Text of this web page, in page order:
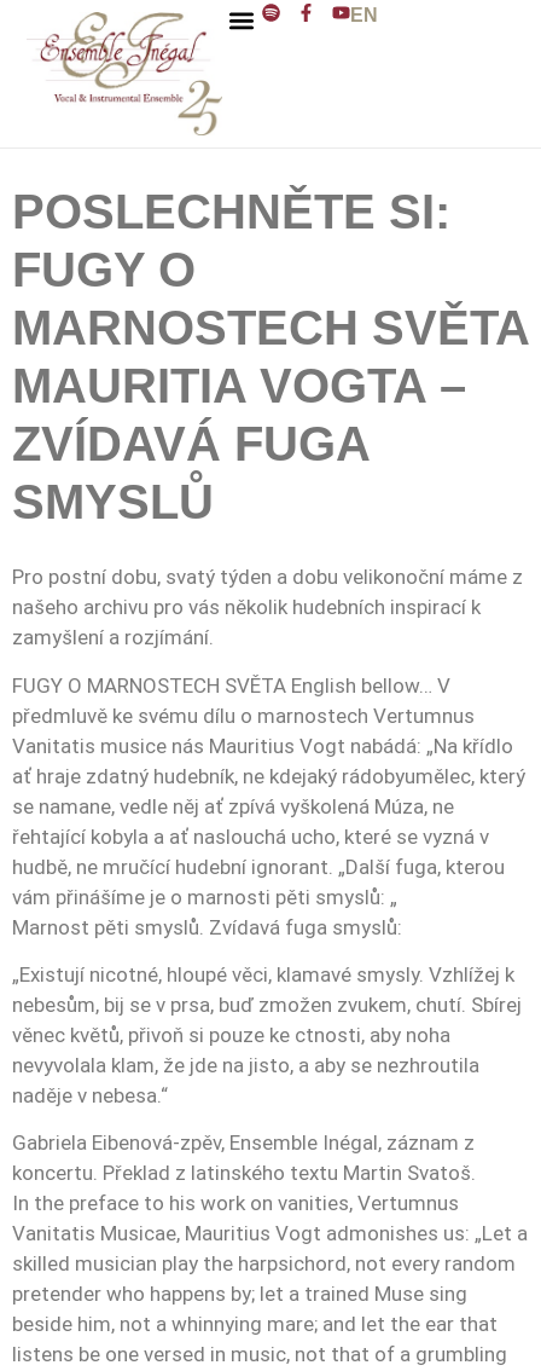
EN
POSLECHNĚTE SI:
FUGY O
MARNOSTECH SVĚTA
MAURITIA VOGTA –
ZVÍDAVÁ FUGA
SMYSLŮ
Pro postní dobu, svatý týden a dobu velikonoční máme z
našeho archivu pro vás několik hudebních inspirací k
zamyšlení a rozjímání.
FUGY O MARNOSTECH SVĚTA English bellow… V
předmluvě ke svému dílu o marnostech Vertumnus
Vanitatis musice nás Mauritius Vogt nabádá: „Na křídlo
ať hraje zdatný hudebník, ne kdejaký rádobyumělec, který
se namane, vedle něj ať zpívá vyškolená Múza, ne
řehtající kobyla a ať naslouchá ucho, které se vyzná v
hudbě, ne mručící hudební ignorant. „Další fuga, kterou
vám přinášíme je o marnosti pěti smyslů: „
Marnost pěti smyslů. Zvídavá fuga smyslů:
„Existují nicotné, hloupé věci, klamavé smysly. Vzhlížej k
nebesům, bij se v prsa, buď zmožen zvukem, chutí. Sbírej
věnec květů, přivoň si pouze ke ctnosti, aby noha
nevyvolala klam, že jde na jisto, a aby se nezhroutila
naděje v nebesa.“
Gabriela Eibenová-zpěv, Ensemble Inégal, záznam z
koncertu. Překlad z latinského textu Martin Svatoš.
In the preface to his work on vanities, Vertumnus
Vanitatis Musicae, Mauritius Vogt admonishes us: „Let a
skilled musician play the harpsichord, not every random
pretender who happens by; let a trained Muse sing
beside him, not a whinnying mare; and let the ear that
listens be one versed in music, not that of a grumbling